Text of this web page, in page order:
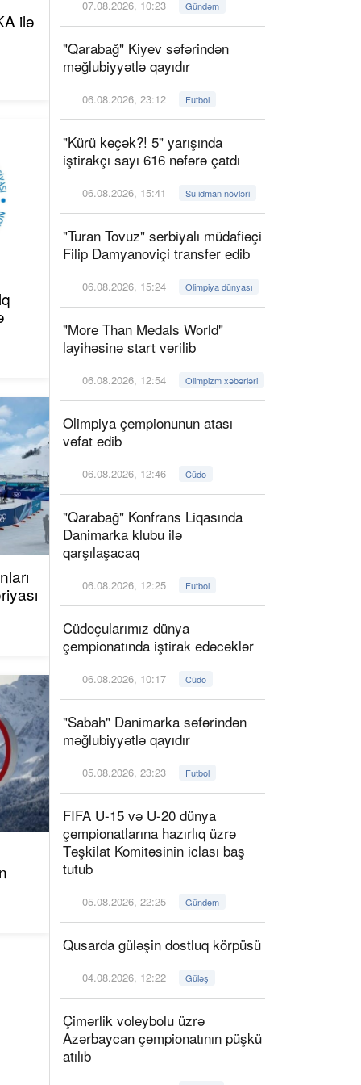
ilə
07.08.2026, 10:23 Gündəm
"Qarabağ" Kiyev səfərindən
məğlubiyyətlə qayıdır
06.08.2026, 23:12 Futbol
"Kürü keçək?! 5" yarışında
iştirakçı sayı 616 nəfərə çatdı
06.08.2026, 15:41 Su idman növləri
"Turan Tovuz" serbiyalı müdafiəçi
Filip Damyanoviçi transfer edib
06.08.2026, 15:24 Olimpiya dünyası
"More Than Medals World"
layihəsinə start verilib
06.08.2026, 12:54 Olimpizm xəbərləri
Olimpiya çempionunun atası
vəfat edib
06.08.2026, 12:46 Cüdo
"Qarabağ" Konfrans Liqasında
Danimarka klubu ilə
qarşılaşacaq
06.08.2026, 12:25 Futbol
Cüdoçularımız dünya
çempionatında iştirak edəcəklər
06.08.2026, 10:17 Cüdo
"Sabah" Danimarka səfərindən
məğlubiyyətlə qayıdır
05.08.2026, 23:23 Futbol
FIFA U-15 və U-20 dünya
çempionatlarına hazırlıq üzrə
Təşkilat Komitəsinin iclası baş
tutub
05.08.2026, 22:25 Gündəm
Qusarda güləşin dostluq körpüsü
04.08.2026, 12:22 Güləş
Çimərlik voleybolu üzrə
Azərbaycan çempionatının püşkü
atılıb